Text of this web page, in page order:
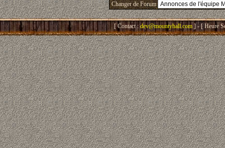
Changer de Forum
[ Contact : dev@mountyhall.com ] - [ Heure